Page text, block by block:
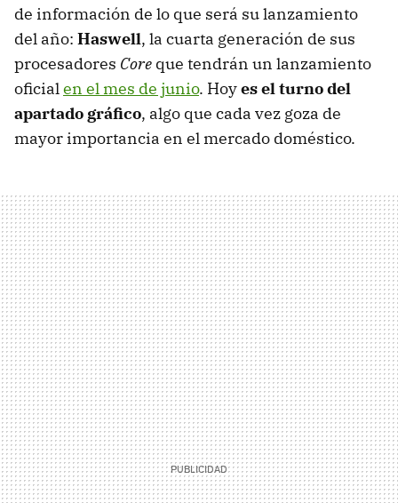
de información de lo que será su lanzamiento
del año: Haswell, la cuarta generación de sus
procesadores Core que tendrán un lanzamiento
oficialen el mes de junio. Hoyes el turno del
apartado gráfico, algo que cada vez goza de
mayor importancia en el mercado doméstico.